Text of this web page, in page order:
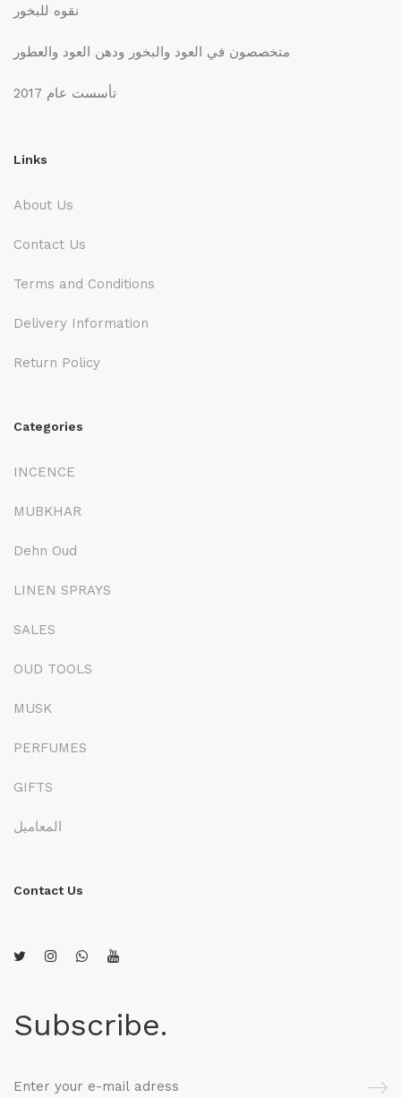
نقوه للبخور
متخصصون في العود والبخور ودهن العود والعطور
Links
About Us
Contact Us
Terms and Conditions
Delivery Information
Return Policy
Categories
INCENCE
MUBKHAR
Dehn Oud
LINEN SPRAYS
SALES
OUD TOOLS
MUSK
PERFUMES
GIFTS
المعاميل
Contact Us
Subscribe.